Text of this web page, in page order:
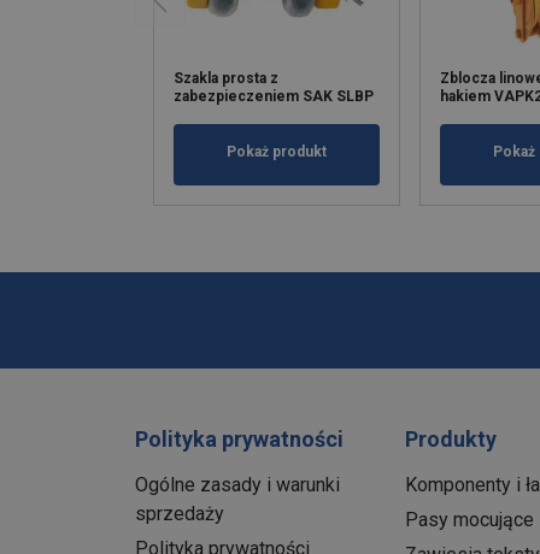
Szakla prosta z
zabezpieczeniem SAK SLBP
Pokaż produkt
Zblocza
hakiem
Polityka prywatności
Ogólne zasady i warunki
sprzedaży
Polityka prywatności
Produkty
Komponenty i
Pasy mocujące